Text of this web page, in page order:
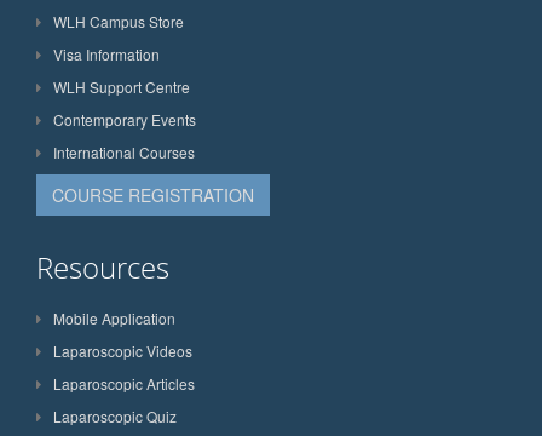
WLH Campus Store
Visa Information
WLH Support Centre
Contemporary Events
International Courses
COURSE REGISTRATION
Resources
Mobile Application
Laparoscopic Videos
Laparoscopic Articles
Laparoscopic Quiz